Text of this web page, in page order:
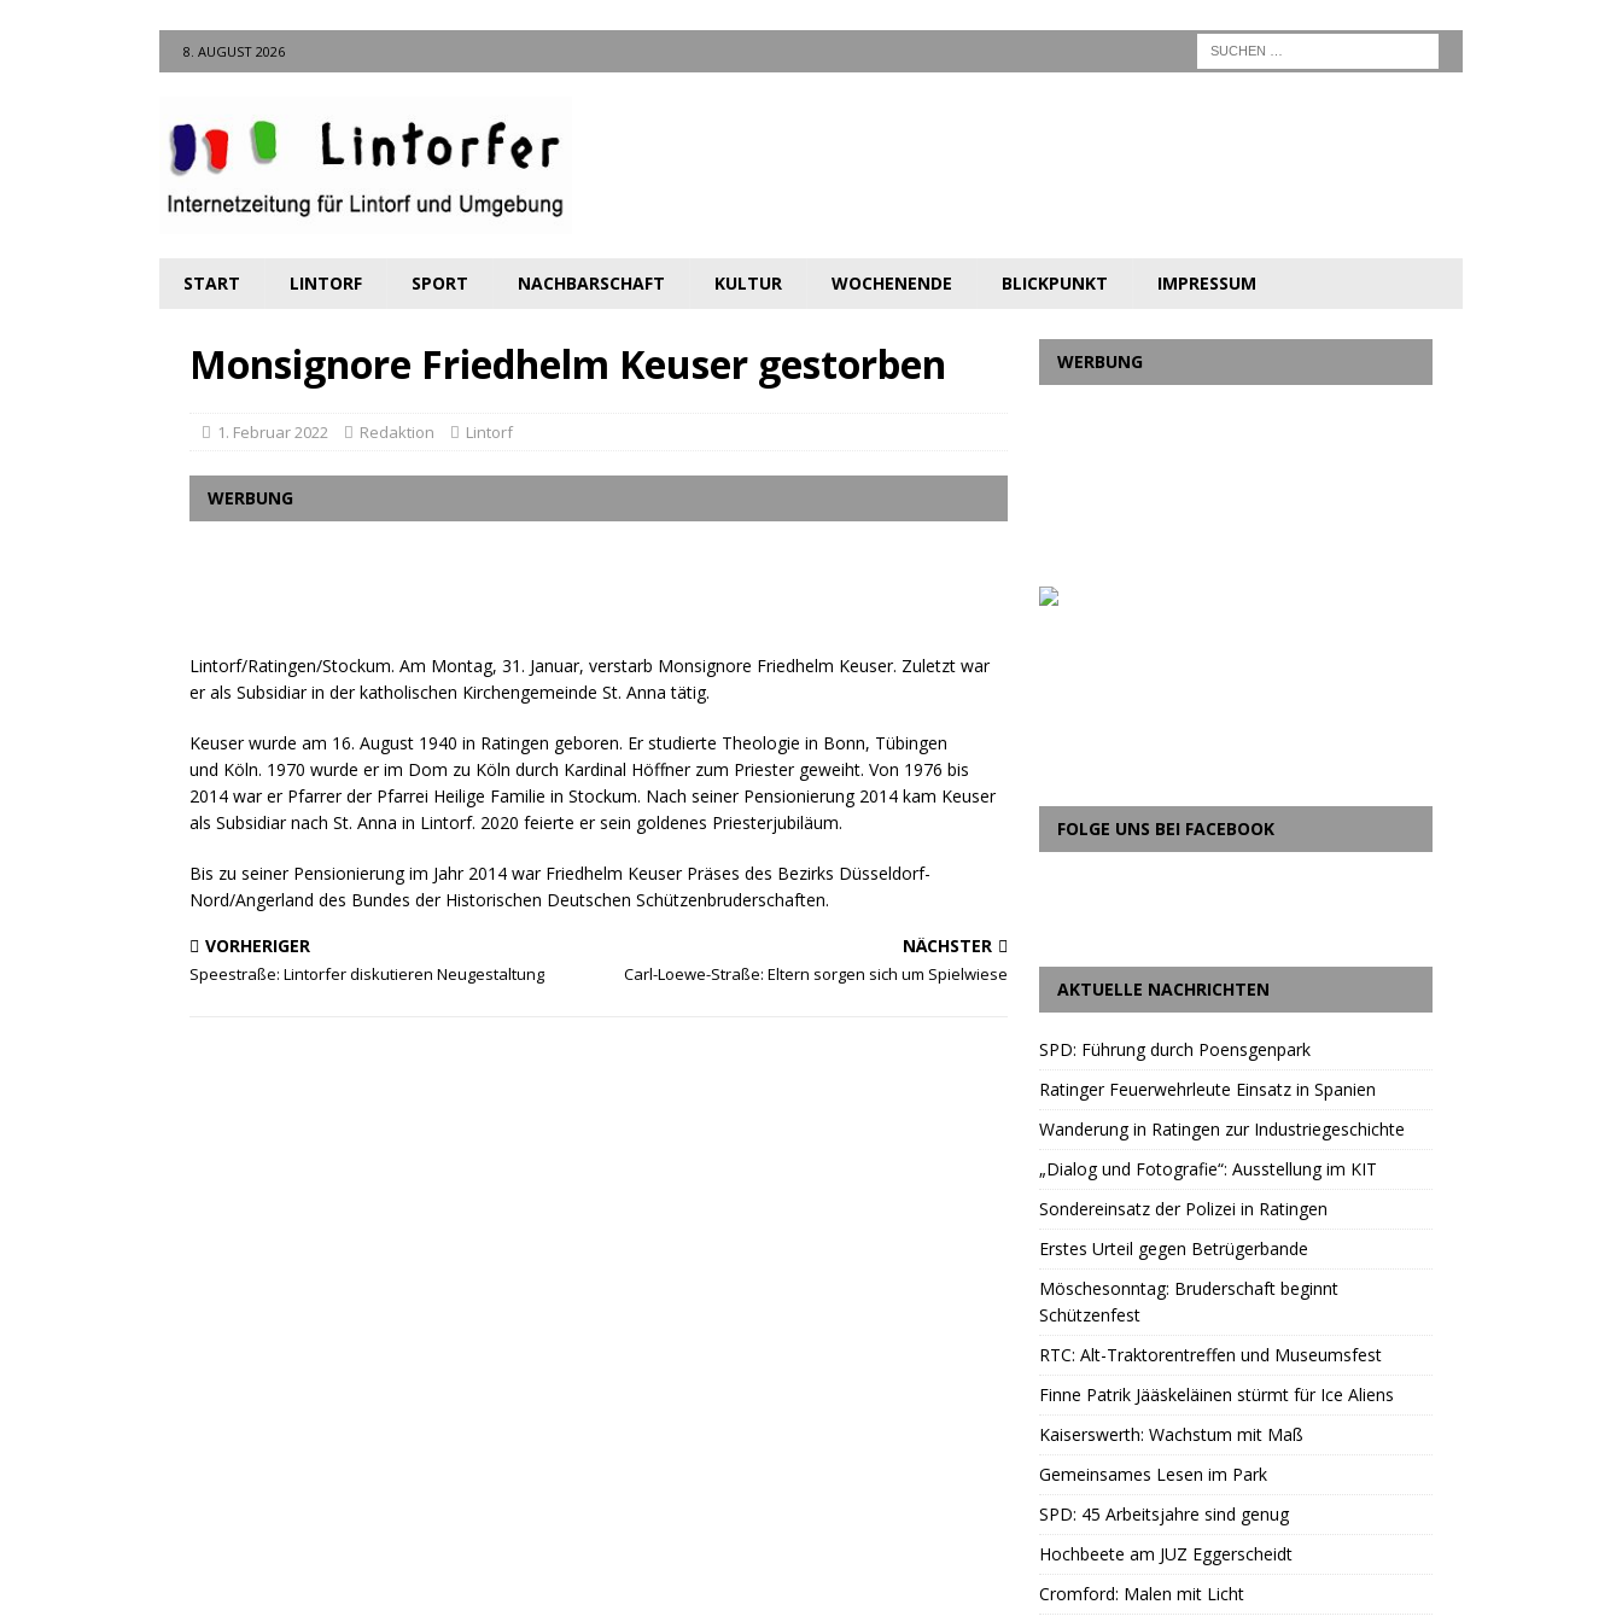
8. AUGUST 2026
START LINTORF SPORT NACHBARSCHAFT KULTUR WOCHENENDE BLICKPUNKT IMPRESSUM
Monsignore Friedhelm Keuser gestorben
1. Februar 2022 Redaktion Lintorf
WERBUNG
Lintorf/Ratingen/Stockum. Am Montag, 31. Januar, verstarb Monsignore Friedhelm Keuser. Zuletzt war
er als Subsidiar in der katholischen Kirchengemeinde St. Anna tätig.
Keuser wurde am 16. August 1940 in Ratingen geboren. Er studierte Theologie in Bonn, Tübingen
und Köln. 1970 wurde er im Dom zu Köln durch Kardinal Höffner zum Priester geweiht. Von 1976 bis
2014 war er Pfarrer der Pfarrei Heilige Familie in Stockum. Nach seiner Pensionierung 2014 kam Keuser
als Subsidiar nach St. Anna in Lintorf. 2020 feierte er sein goldenes Priesterjubiläum.
Bis zu seiner Pensionierung im Jahr 2014 war Friedhelm Keuser Präses des Bezirks Düsseldorf-
Nord/Angerland des Bundes der Historischen Deutschen Schützenbruderschaften.
VORHERIGER
Speestraße: Lintorfer diskutieren Neugestaltung
NÄCHSTER
Carl-Loewe-Straße: Eltern sorgen sich um Spielwiese
WERBUNG
FOLGE UNS BEI FACEBOOK
AKTUELLE NACHRICHTEN
SPD: Führung durch Poensgenpark
Ratinger Feuerwehrleute Einsatz in Spanien
Wanderung in Ratingen zur Industriegeschichte
„Dialog und Fotografie“: Ausstellung im KIT
Sondereinsatz der Polizei in Ratingen
Erstes Urteil gegen Betrügerbande
Möschesonntag: Bruderschaft beginnt
Schützenfest
RTC: Alt-Traktorentreffen und Museumsfest
Finne Patrik Jääskeläinen stürmt für Ice Aliens
Kaiserswerth: Wachstum mit Maß
Gemeinsames Lesen im Park
SPD: 45 Arbeitsjahre sind genug
Hochbeete am JUZ Eggerscheidt
Cromford: Malen mit Licht